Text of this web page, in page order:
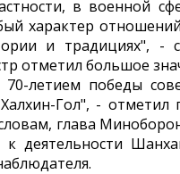
в военной
характер
и традициях", -
отметил большое
летием победы
Гол", - отметил
глава
деятельности